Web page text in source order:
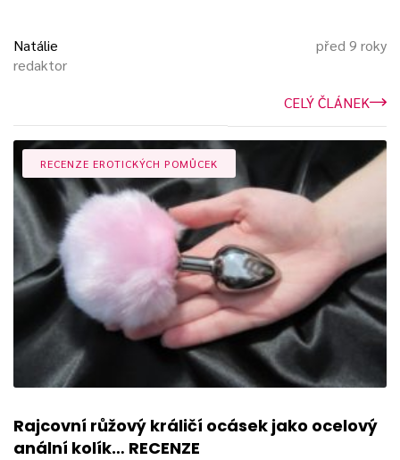
Natálie
redaktor
před 9 roky
CELÝ ČLÁNEK
RECENZE EROTICKÝCH POMŮCEK
Rajcovní růžový králičí ocásek jako ocelový
anální kolík… RECENZE